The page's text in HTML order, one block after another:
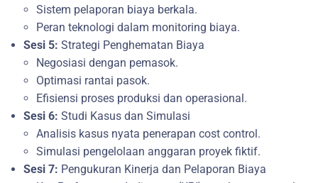
Sistem pelaporan biaya berkala.
Peran teknologi dalam monitoring biaya.
Sesi 5: Strategi Penghematan Biaya
Negosiasi dengan pemasok.
Optimasi rantai pasok.
Efisiensi proses produksi dan operasional.
Sesi 6: Studi Kasus dan Simulasi
Analisis kasus nyata penerapan cost control.
Simulasi pengelolaan anggaran proyek fiktif.
Sesi 7: Pengukuran Kinerja dan Pelaporan Biaya